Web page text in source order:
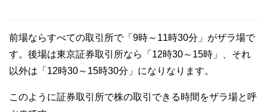
前場ならすべての取引所で「9時～11時30分」がザラ場で
す。後場は東京証券取引所なら「12時30～15時」、それ
以外は「12時30～15時30分」になりなります。
このように証券取引所で株の取引できる時間をザラ場と呼